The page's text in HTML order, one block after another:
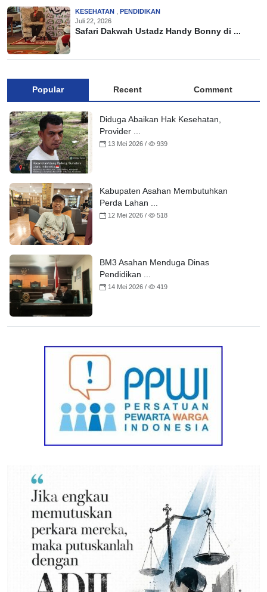
KESEHATAN
PENDIDIKAN
Juli 22, 2026
Safari Dakwah Ustadz Handy Bonny di ...
Popular Recent Comment
Diduga Abaikan Hak Kesehatan,
Provider ...
13 Mei 2026 / 939
Kabupaten Asahan Membutuhkan
Perda Lahan ...
12 Mei 2026 / 518
BM3 Asahan Menduga Dinas
Pendidikan ...
14 Mei 2026 / 419